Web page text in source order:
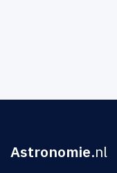
Astronomie.nl